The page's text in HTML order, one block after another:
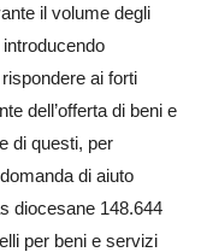
il volume degli
ai forti
dell’offerta di beni e
di questi, per
di aiuto
diocesane 148.644
per beni e servizi